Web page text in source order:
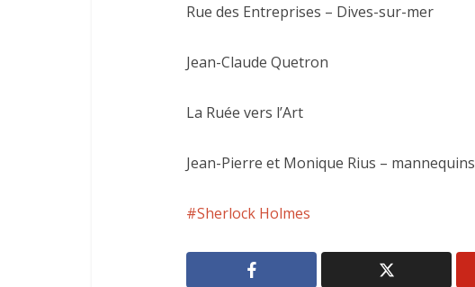
Rue des Entreprises – Dives-sur-mer
Jean-Claude Quetron
La Ruée vers l’Art
Jean-Pierre et Monique Rius – mannequins
Sherlock Holmes